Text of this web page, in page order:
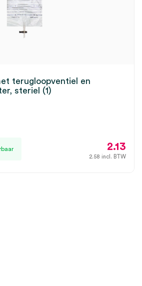
terugloopventiel en
steriel (1)
2.13
2.58 incl. BTW